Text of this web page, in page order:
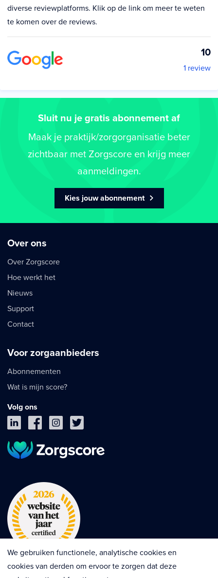
diverse reviewplatforms. Klik op de link om meer te weten
te komen over de reviews.
10
1 review
Sluit nu je gratis abonnement af
Maak je praktijk/zorgorganisatie beter
zichtbaar met Zorgscore en krijg meer
aanmeldingen.
Kies jouw abonnement
Over ons
Over Zorgscore
Hoe werkt het
Nieuws
Support
Contact
Voor zorgaanbieders
Abonnementen
Wat is mijn score?
Volg ons
We gebruiken functionele, analytische cookies en
cookies van derden om ervoor te zorgen dat deze